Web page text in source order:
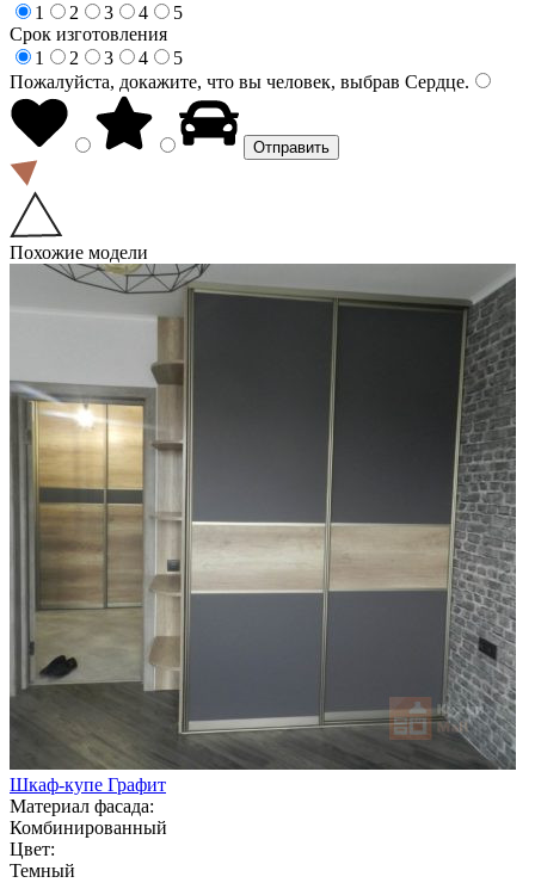
1
2 3 4
5
Срок изготовления
1
2 3 4
5
Пожалуйста, докажите, что вы человек, выбрав Сердце.
Похожие модели
Шкаф-купе Графит
Материал фасада:
Комбинированный
Цвет:
Темный